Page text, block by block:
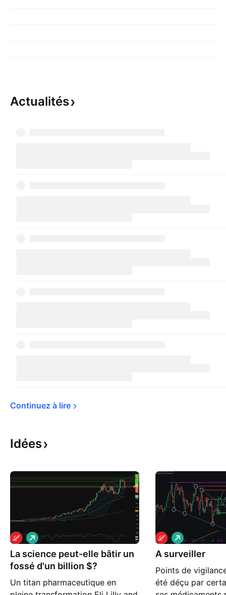
Actualités
Continuez à lire
Idées
La science peut-elle bâtir un
fossé d'un billion $?
Un titan pharmaceutique en
L
o
n
A surveiller
Points de
été déçu par
L
o
n